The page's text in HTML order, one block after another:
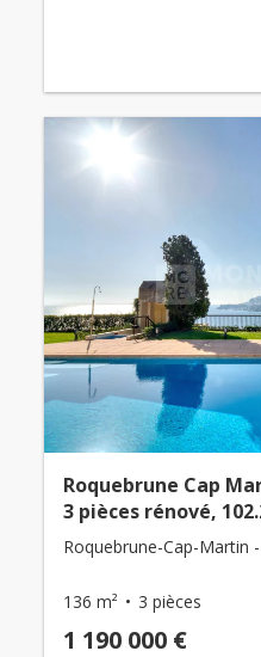
Roquebrune Cap
3 pièces rénové,
Roquebrune-Cap-Martin -
136 m² 3 pièces
1 190 000 €